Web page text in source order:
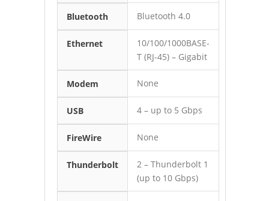
Bluetooth Bluetooth 4.0
Ethernet
10/100/1000BASE-
T (RJ-45) – Gigabit
Modem None
USB 4 – up to 5 Gbps
FireWire None
Thunderbolt
2 – Thunderbolt 1
(up to 10 Gbps)